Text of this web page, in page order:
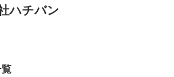
ハチバン